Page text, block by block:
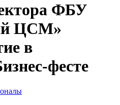
ФБУ
ЦСМ»
в
фесте